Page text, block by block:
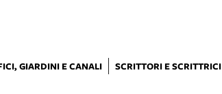
GIARDINI E CANALI SCRITTORI E SCRITTRICI